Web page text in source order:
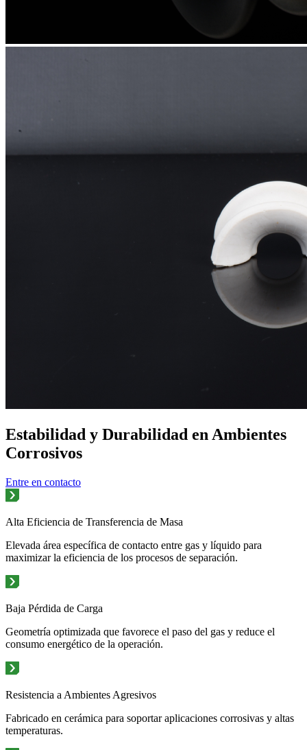
Estabilidad y Durabilidad en Ambientes
Corrosivos
Entre en contacto
Alta Eficiencia de Transferencia de Masa
Elevada área específica de contacto entre gas y líquido para
maximizar la eficiencia de los procesos de separación.
Baja Pérdida de Carga
Geometría optimizada que favorece el paso del gas y reduce el
consumo energético de la operación.
Resistencia a Ambientes Agresivos
Fabricado en cerámica para soportar aplicaciones corrosivas y altas
temperaturas.